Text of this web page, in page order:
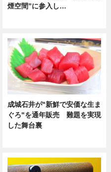
煙空間”に参入し…
成城石井が"新鮮で安価な生ま
ぐろ"を通年販売 難題を実現
した舞台裏